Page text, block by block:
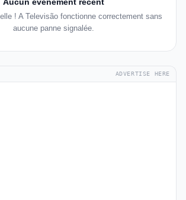
Aucun événement récent
! A Televisão fonctionne correctement sans
aucune panne signalée.
ADVERTISE HERE